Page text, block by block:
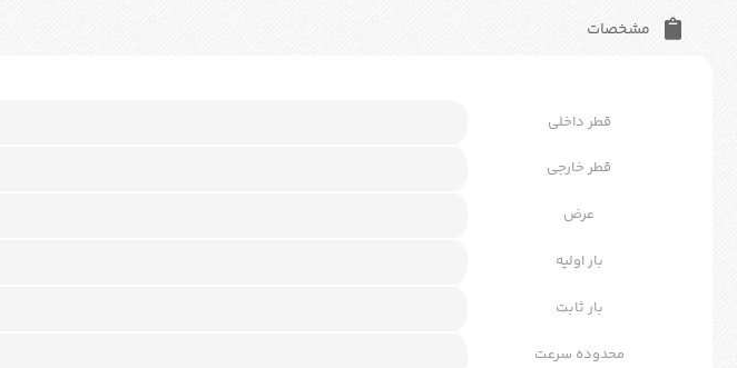
مشخصات
قطر داخلی
قطر خارجی
عرض
بار اولیه
بار ثابت
محدوده سرعت